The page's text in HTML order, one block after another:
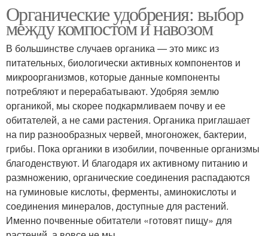
конкретного типа
Удобрения для роста
Органические удобрения: выбор
между компостом и навозом
В большинстве случаев органика — это микс из
питательных, биологически активных компонентов и
микроорганизмов, которые данные компоненты
потребляют и перерабатывают. Удобряя землю
органикой, мы скорее подкармливаем почву и ее
обитателей, а не сами растения. Органика приглашает
на пир разнообразных червей, многоножек, бактерии,
грибы. Пока органики в изобилии, почвенные организмы
благоденствуют. И благодаря их активному питанию и
размножению, органические соединения распадаются
на гуминовые кислоты, ферменты, аминокислоты и
соединения минералов, доступные для растений.
Именно почвенные обитатели «готовят пищу» для